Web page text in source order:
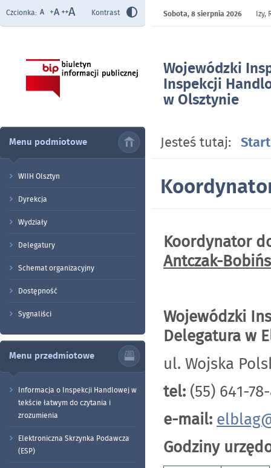
Wojewódzki
Inspekcji
w Olsztynie
Czcionka: Kontrast Sobota,8 sierpnia 2026 Izy,
Menu podmiotowe
WIIH Olsztyn
Dyrekcja
Wydziały
Delegatury
Schemat organizacyjny
Dostępność
Sygnaliści
Menu przedmiotowe
Informacja o Inspekcji Handlowej w
tekście łatwym do czytania i
zrozumienia
Elektroniczna Skrzynka Podawcza
(ESP)
Jesteś tutaj: Start
Koordynator
Antczak-
Wojewódzki
Delegatura w
ul. Wojska
tel: (55) 641-
e-mail:
Godziny